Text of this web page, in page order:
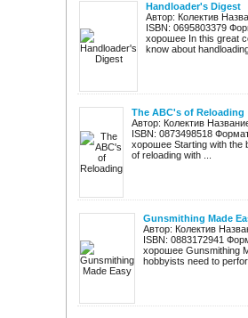
Handloader's Digest
Автор: Колектив
ISBN: 0695803379
хорошее In this great
know about
The ABC's of Reloading
Автор: Колектив
ISBN: 0873498518
хорошее Starting with the
of reloading with ...
Gunsmithing Made
Автор: Колектив
ISBN: 0883172941
хорошее Gunsmithing
hobbyists need to